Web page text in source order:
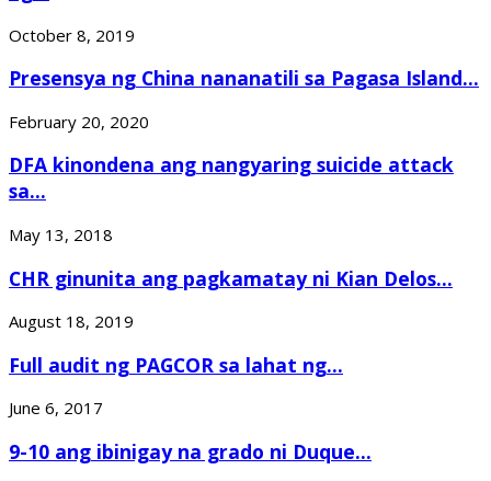
October 8, 2019
Presensya ng China nananatili sa Pagasa Island...
February 20, 2020
DFA kinondena ang nangyaring suicide attack
sa...
May 13, 2018
CHR ginunita ang pagkamatay ni Kian Delos...
August 18, 2019
Full audit ng PAGCOR sa lahat ng...
June 6, 2017
9-10 ang ibinigay na grado ni Duque...